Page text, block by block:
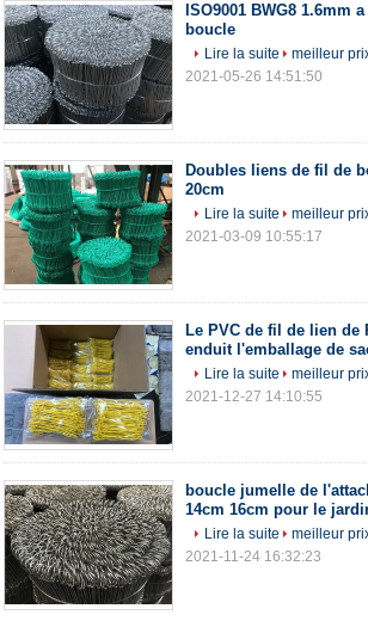
ISO9001 BWG8 1.6mm
boucle
Lire la suite
meilleur
2021-05-26 14:51:50
Doubles liens de fil de
20cm
Lire la suite
meilleur
2021-03-09 10:55:17
Le PVC de fil de lien de
enduit l'emballage de
Lire la suite
meilleur
2021-12-27 14:10:55
boucle jumelle de
14cm 16cm pour le
Lire la suite
meilleur
2021-11-24 16:32:23